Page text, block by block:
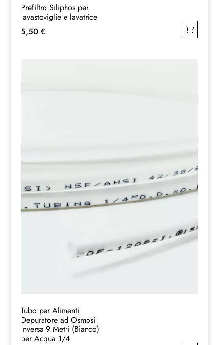
Prefiltro Siliphos per
lavastoviglie e lavatrice
5,50 €
Tubo per Alimenti
Depuratore ad Osmosi
Inversa 9 Metri (Bianco)
per Acqua 1/4